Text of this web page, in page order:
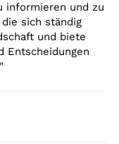
informieren und zu
sich ständig
und biete
Entscheidungen